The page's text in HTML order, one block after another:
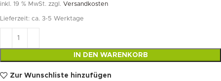
inkl. 19 % MwSt. zzgl. Versandkosten
Lieferzeit: ca. 3-5 Werktage
IN DEN WARENKORB
Zur Wunschliste hinzufügen